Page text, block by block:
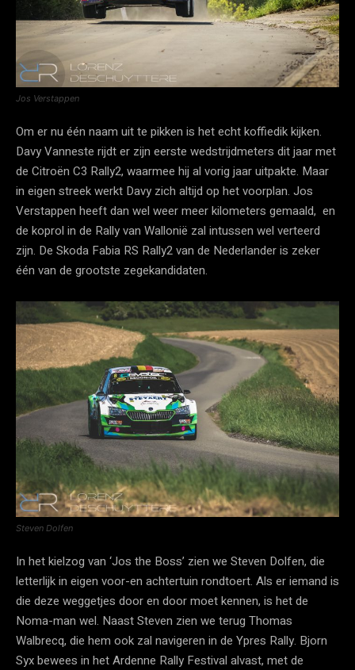
Jos Verstappen
Om er nu één naam uit te pikken is het echt koffiedik kijken.
Davy Vanneste rijdt er zijn eerste wedstrijdmeters dit jaar met
de Citroën C3 Rally2, waarmee hij al vorig jaar uitpakte. Maar
in eigen streek werkt Davy zich altijd op het voorplan. Jos
Verstappen heeft dan wel weer meer kilometers gemaald, en
de koprol in de Rally van Wallonië zal intussen wel verteerd
zijn. De Skoda Fabia RS Rally2 van de Nederlander is zeker
één van de grootste zegekandidaten.
Steven Dolfen
In het kielzog van ‘Jos the Boss’ zien we Steven Dolfen, die
letterlijk in eigen voor-en achtertuin rondtoert. Als er iemand is
die deze weggetjes door en door moet kennen, is het de
Noma-man wel. Naast Steven zien we terug Thomas
Walbrecq, die hem ook zal navigeren in de Ypres Rally. Bjorn
Syx bewees in het Ardenne Rally Festival alvast, met de